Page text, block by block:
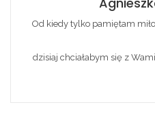
Od kiedy tylko pamiętam
dzisiaj chciałabym się z